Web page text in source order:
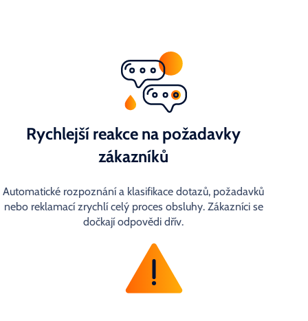
Rychlejší reakce na požadavky
zákazníků
Automatické rozpoznání a klasifikace dotazů, požadavků
nebo reklamací zrychlí celý proces obsluhy. Zákazníci se
dočkají odpovědi dřív.